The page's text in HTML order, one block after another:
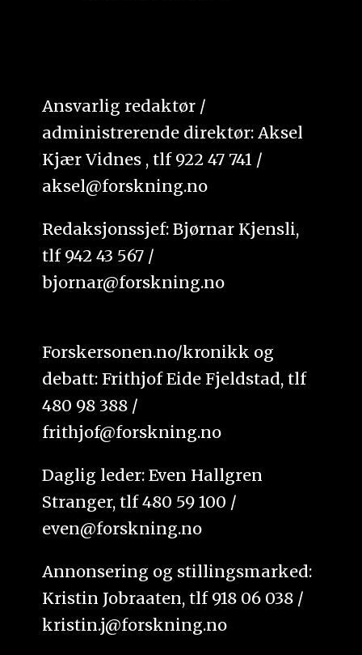
Ansvarlig redaktør /
administrerende direktør: Aksel
Kjær Vidnes , tlf 922 47 741 /
aksel@forskning.no
Redaksjonssjef: Bjørnar Kjensli,
tlf 942 43 567 /
bjornar@forskning.no
Forskersonen.no/kronikk og
debatt: Frithjof Eide Fjeldstad, tlf
480 98 388 /
frithjof@forskning.no
Daglig leder: Even Hallgren
Stranger, tlf 480 59 100 /
even@forskning.no
Annonsering og stillingsmarked:
Kristin Jobraaten, tlf 918 06 038 /
kristin.j@forskning.no